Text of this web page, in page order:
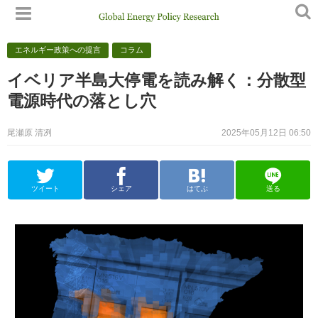
エネルギー政策への提言 コラム
イベリア半島大停電を読み解く：分散型
電源時代の落とし穴
2025年05月12日 06:50
尾瀬原 清冽
ツイート シェア はてぶ 送る